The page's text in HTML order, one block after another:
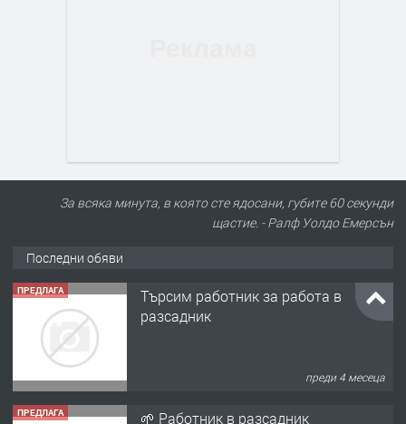
За всяка минута, в която сте ядосани, губите 60 секунди
щастие. - Ралф Уолдо Емерсън
Последни обяви
ПРЕДЛАГА
Търсим работник за работа в
разсадник
преди 4 месеца
ПРЕДЛАГА 🌱 Работник в разсадник